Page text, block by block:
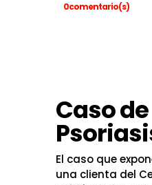
0comentario(s)
Caso de
El caso que
una clienta del